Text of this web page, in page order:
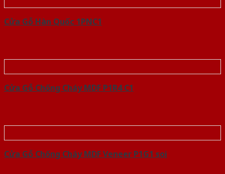
Cửa Gỗ Hàn Quốc 1PNC1
Cửa Gỗ Chống Cháy MDF P1R4 C1
Cửa Gỗ Chống Cháy MDF Veneer P1G1 soi